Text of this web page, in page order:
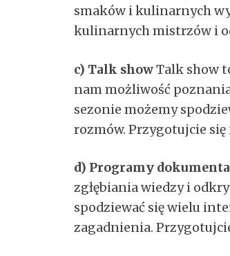
smaków i kulinarnych
kulinarnych mistrzów i
c) Talk showTalk show
nam możliwość
sezonie możemy
rozmów. Przygotujcie
d) Programy
zgłębiania wiedzy i
spodziewać się wielu
zagadnienia.